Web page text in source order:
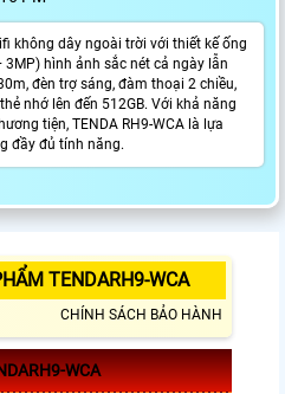
không dây ngoài trời với thiết kế ống
hình ảnh sắc nét cả ngày lẫn
đèn trợ sáng, đàm thoại 2 chiều,
nhớ lên đến 512GB. Với khả năng
tiện, TENDA RH9-WCA là lựa
đầy đủ tính năng.
TENDARH9-WCA
CHÍNH SÁCH BẢO HÀNH
WCA